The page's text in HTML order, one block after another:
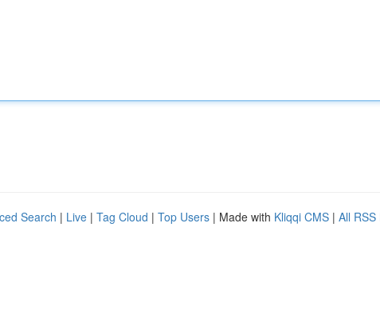
Search | Live | Tag Cloud | Top Users | Made with Kliqqi CMS | All